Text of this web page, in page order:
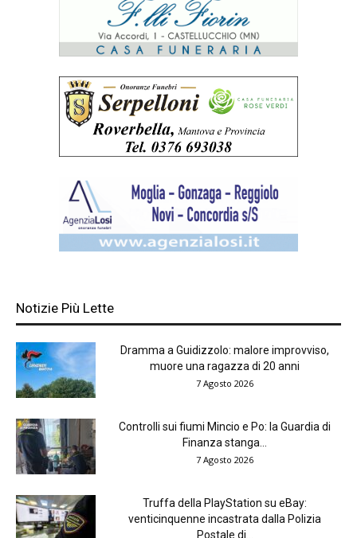
Notizie Più Lette
Dramma a Guidizzolo: malore improvviso,
muore una ragazza di 20 anni
7 Agosto 2026
Controlli sui fiumi Mincio e Po: la Guardia di
Finanza stanga...
7 Agosto 2026
Truffa della PlayStation su eBay:
venticinquenne incastrata dalla Polizia
Postale di...